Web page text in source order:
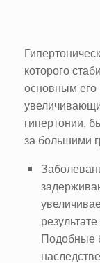
которого
основным
гипертонии,
за большими
Подобные